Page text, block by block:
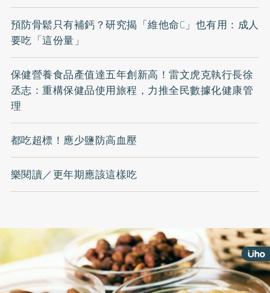
預防骨鬆只有補鈣？研究揭「維他命C」也有用：成人
要吃「這份量」
保健營養食品產值達五年創新高！雷文虎克執行長徐
丞志：重構保健品使用旅程，力推全民數據化健康管
理
都吃超標！應少鹽防高血壓
樂閱讀／更年期應該這樣吃